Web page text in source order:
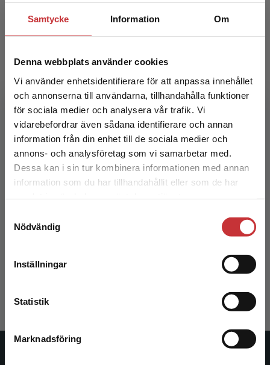
Samtycke Information Om
Denna webbplats använder cookies
Vi använder enhetsidentifierare för att anpassa innehållet
och annonserna till användarna, tillhandahålla funktioner
för sociala medier och analysera vår trafik. Vi
vidarebefordrar även sådana identifierare och annan
information från din enhet till de sociala medier och
annons- och analysföretag som vi samarbetar med.
Dessa kan i sin tur kombinera informationen med annan
information som du har tillhandahållit eller som de har
Nödvändig
Inställningar
Statistik
Marknadsföring
Begränsad fraktregion
Det verkar som att du besöker
studentlitteratur.se via en enhet utanför Sverige.
Vi erbjuder inte leveranser utanför Sverige. För
att kunna slutföra ett köp måste
Att arbeta med processer
Ahlin, A - Marcusson, L
194 krinkl. moms
Exkl. moms: 183 kr